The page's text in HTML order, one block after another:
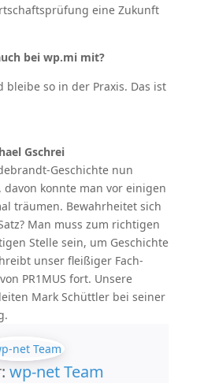
eine Zukunft
bei wp.mi mit?
bleibe so in der Praxis. Das ist
Gschrei
Geschichte nun
konnte man vor einigen
träumen. Bewahrheitet sich
Man muss zum richtigen
Stelle sein, um Geschichte
unser fleißiger Fach-
PR1MUS fort. Unsere
Mark Schüttler bei seiner
wp-net Team